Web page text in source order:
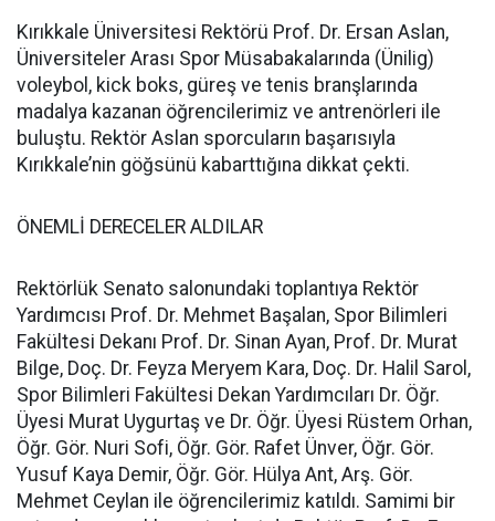
Kırıkkale Üniversitesi Rektörü Prof. Dr. Ersan Aslan,
Üniversiteler Arası Spor Müsabakalarında (Ünilig)
voleybol, kick boks, güreş ve tenis branşlarında
madalya kazanan öğrencilerimiz ve antrenörleri ile
buluştu. Rektör Aslan sporcuların başarısıyla
Kırıkkale’nin göğsünü kabarttığına dikkat çekti.
ÖNEMLİ DERECELER ALDILAR
Rektörlük Senato salonundaki toplantıya Rektör
Yardımcısı Prof. Dr. Mehmet Başalan, Spor Bilimleri
Fakültesi Dekanı Prof. Dr. Sinan Ayan, Prof. Dr. Murat
Bilge, Doç. Dr. Feyza Meryem Kara, Doç. Dr. Halil Sarol,
Spor Bilimleri Fakültesi Dekan Yardımcıları Dr. Öğr.
Üyesi Murat Uygurtaş ve Dr. Öğr. Üyesi Rüstem Orhan,
Öğr. Gör. Nuri Sofi, Öğr. Gör. Rafet Ünver, Öğr. Gör.
Yusuf Kaya Demir, Öğr. Gör. Hülya Ant, Arş. Gör.
Mehmet Ceylan ile öğrencilerimiz katıldı. Samimi bir